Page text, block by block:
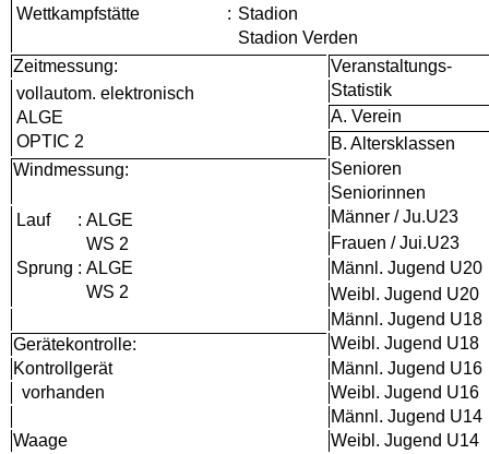
Wettkampfstätte
: Stadion
Stadion Verden
Zeitmessung:
Veranstaltungs-
vollautom. elektronisch
ALGE
OPTIC 2
Statistik
A. Verein
B. Altersklassen
Windmessung:
Senioren
Seniorinnen
Lauf
: ALGE
WS 2
Sprung : ALGE
WS 2
Männer / Ju.U23
Frauen / Jui.U23
Männl. Jugend U20
Weibl. Jugend U20
Männl. Jugend U18
Gerätekontrolle:
Weibl. Jugend U18
Kontrollgerät
Männl. Jugend U16
vorhanden
Weibl. Jugend U16
Männl. Jugend U14
Waage
Weibl. Jugend U14